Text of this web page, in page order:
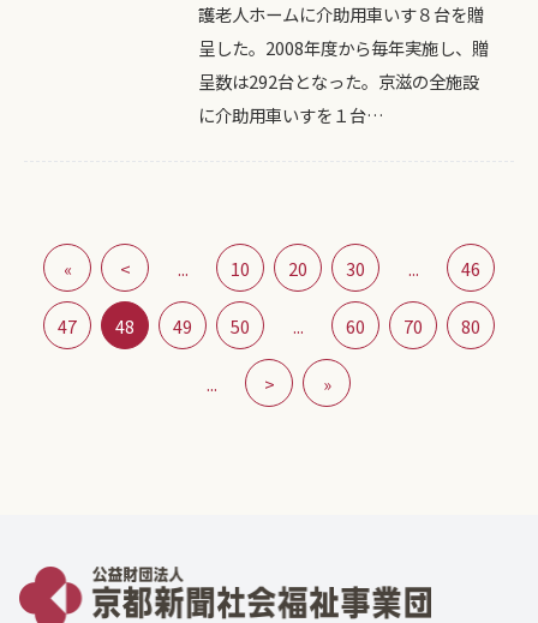
護老人ホームに介助用車いす８台を贈
呈した。2008年度から毎年実施し、贈
呈数は292台となった。京滋の全施設
に介助用車いすを１台…
« < ... 10 20 30 ... 46
47 48 49 50 ... 60 70 80
... > »